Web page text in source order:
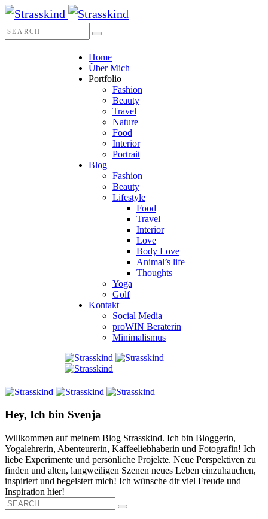
Home
Über Mich
Portfolio
Fashion
Beauty
Travel
Nature
Food
Interior
Portrait
Blog
Fashion
Beauty
Lifestyle
Food
Travel
Interior
Love
Body Love
Animal’s life
Thoughts
Yoga
Golf
Kontakt
Social Media
proWIN Beraterin
Minimalismus
Hey, Ich bin Svenja
Willkommen auf meinem Blog Strasskind. Ich bin Bloggerin,
Yogalehrerin, Abenteurerin, Kaffeeliebhaberin und Fotografin! Ich
liebe Experimente und persönliche Projekte. Neue Perspektiven zu
finden und alten, langweiligen Szenen neues Leben einzuhauchen,
inspiriert und begeistert mich! Ich wünsche dir viel Freude und
Inspiration hier!